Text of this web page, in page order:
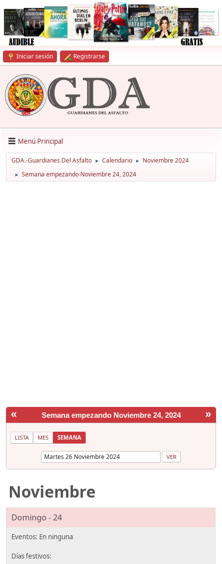
Iniciar sesión Registrarse
Menú Principal
GDA.-Guardianes Del Asfalto ► Calendario ► Noviembre 2024
► Semana empezando Noviembre 24, 2024
« »
Semana empezando Noviembre 24, 2024
LISTA MES SEMANA
Noviembre
Domingo - 24